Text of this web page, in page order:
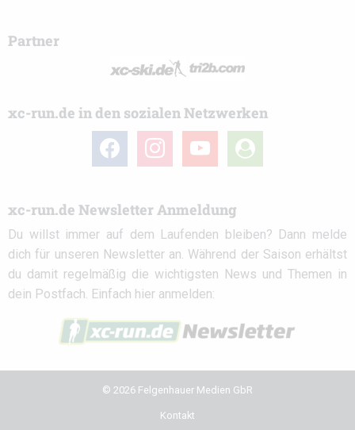
Partner
xc-run.de in den sozialen Netzwerken
facebook instagramyoutube
user-
circle
xc-run.de Newsletter Anmeldung
Du willst immer auf dem Laufenden bleiben? Dann melde
dich für unseren Newsletter an. Während der Saison erhältst
du damit regelmäßig die wichtigsten News und Themen in
dein Postfach. Einfach hier anmelden:
© 2026 Felgenhauer Medien GbR
Kontakt